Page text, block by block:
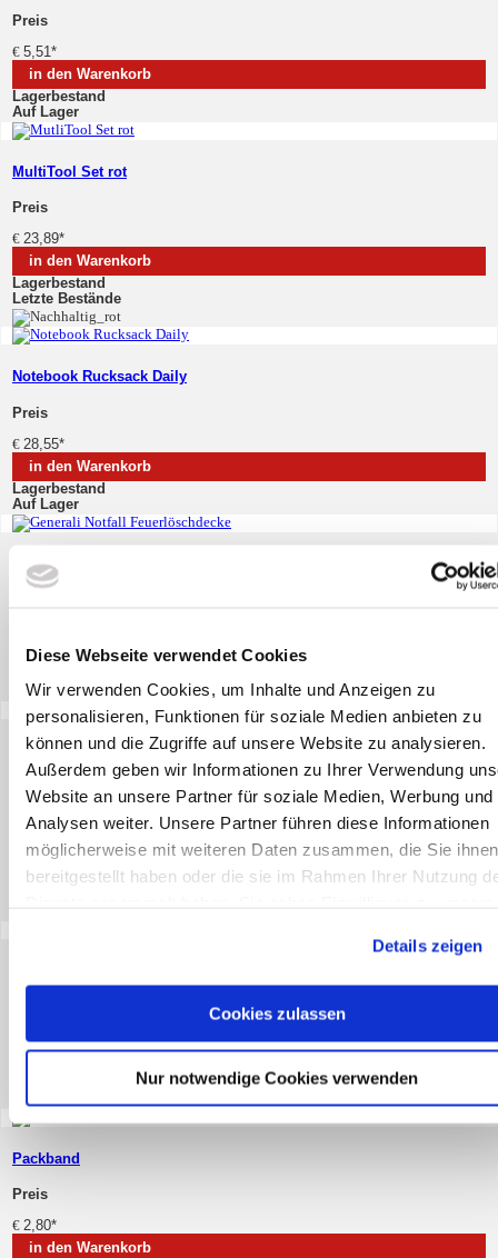
Diese Webseite verwendet Cookies
Wir verwenden Cookies, um Inhalte und Anzeigen zu
personalisieren, Funktionen für soziale Medien anbieten zu
können und die Zugriffe auf unsere Website zu analysieren.
Außerdem geben wir Informationen zu Ihrer Verwendung
Website an unsere Partner für soziale Medien, Werbung und
Analysen weiter. Unsere Partner führen diese Informationen
möglicherweise mit weiteren Daten zusammen, die Sie ihnen
bereitgestellt haben oder die sie im Rahmen Ihrer Nutzung
Details zeigen
Cookies zulassen
Nur notwendige Cookies verwenden
Preis
€ 5,51 *
in den Warenkorb
Lagerbestand
Auf Lager
MultiTool Set rot
Preis
€ 23,89*
in den Warenkorb
Lagerbestand
Letzte Bestände
Notebook Rucksack Daily
Preis
€ 28,55*
in den Warenkorb
Lagerbestand
Auf Lager
Notfall Feuerlöschdecke
in den Warenkorb
Auf Lager
Notizblock A4 mit 30 Seiten
Preis
10,55*
5 Stück (€ 2,11 / Stück)
in den Warenkorb
Lagerbestand
16,48*
Packband
Preis
€ 2,80*
in den Warenkorb